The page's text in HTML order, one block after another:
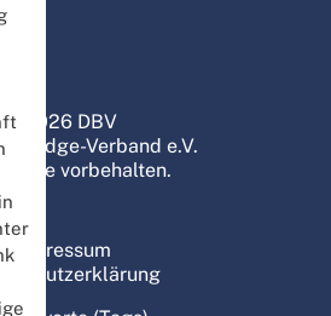
© 2026 DBV
Bridge-Verband e.V.
vorbehalten.
Impressum